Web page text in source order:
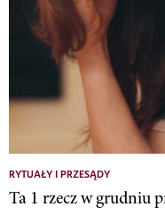
RYTUAŁY I PRZESĄDY
Ta 1 rzecz w grudniu